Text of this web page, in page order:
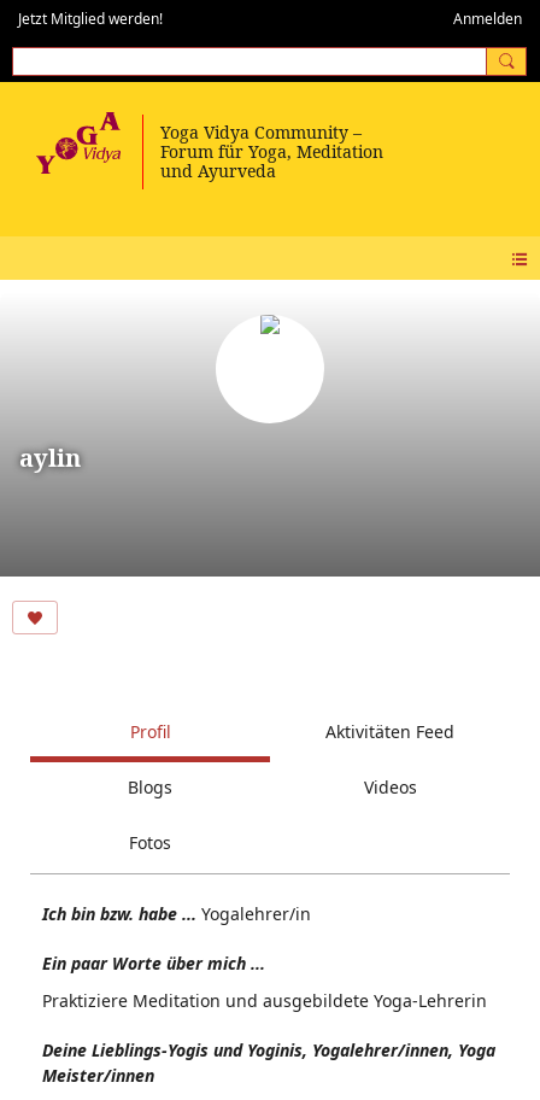
Jetzt Mitglied werden! Anmelden
aylin
Profil Aktivitäten Feed
Blogs Videos
Fotos
Ich bin bzw. habe ... Yogalehrer/in
Ein paar Worte über mich ...
Praktiziere Meditation und ausgebildete Yoga-Lehrerin
Deine Lieblings-Yogis und Yoginis, Yogalehrer/innen, Yoga
Meister/innen